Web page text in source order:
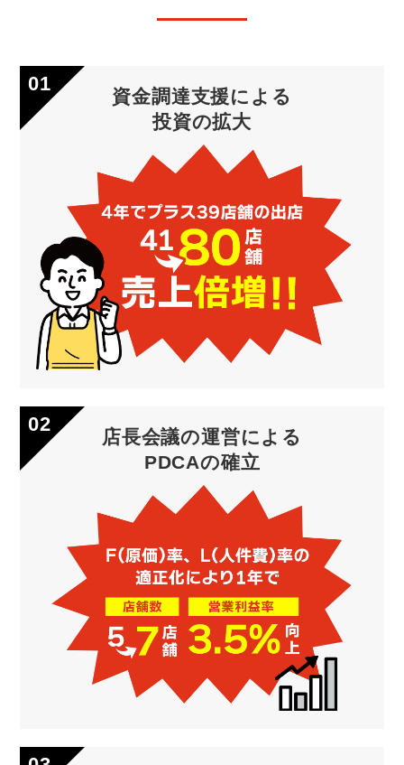
資金調達支援による
投資の拡大
店長会議の運営による
PDCAの確立